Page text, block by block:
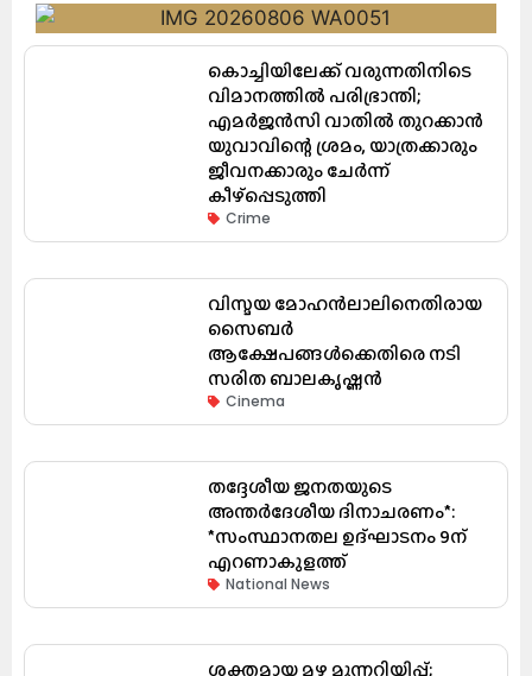
കൊച്ചിയിലേക്ക് വരുന്നതിനിടെ
വിമാനത്തിൽ പരിഭ്രാന്തി;
എമർജൻസി വാതിൽ തുറക്കാൻ
യുവാവിന്റെ ശ്രമം, യാത്രക്കാരും
ജീവനക്കാരും ചേർന്ന്
കീഴ്പ്പെടുത്തി
Crime
വിസ്മയ മോഹൻലാലിനെതിരായ
സൈബർ
ആക്ഷേപങ്ങൾക്കെതിരെ നടി
സരിത ബാലകൃഷ്ണൻ
Cinema
തദ്ദേശീയ ജനതയുടെ
അന്തർദേശീയ ദിനാചരണം*:
*സംസ്ഥാനതല ഉദ്ഘാടനം 9ന്
എറണാകുളത്ത്
National News
ശക്തമായ മഴ മുന്നറിയിപ്പ്;